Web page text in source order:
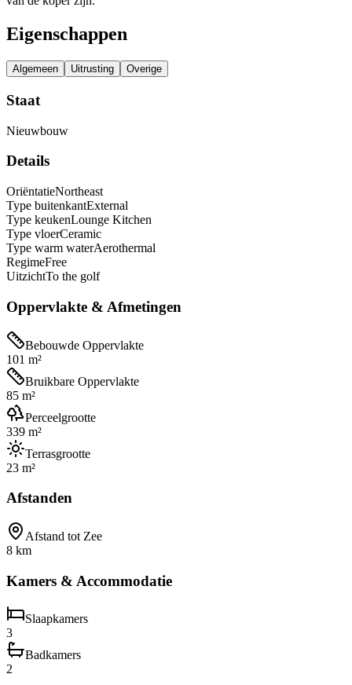
Eigenschappen
Algemeen Uitrusting Overige
Staat
Nieuwbouw
Details
OriëntatieNortheast
Type buitenkantExternal
Type keukenLounge Kitchen
Type vloerCeramic
Type warm waterAerothermal
RegimeFree
UitzichtTo the golf
Oppervlakte & Afmetingen
Bebouwde Oppervlakte
101 m²
Bruikbare Oppervlakte
85 m²
Perceelgrootte
339 m²
Terrasgrootte
23 m²
Afstanden
Afstand tot Zee
8 km
Kamers & Accommodatie
Slaapkamers
3
Badkamers
2